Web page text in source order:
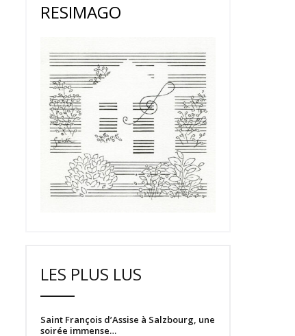
RESIMAGO
LES PLUS LUS
Saint François d’Assise à Salzbourg, une
soirée immense…